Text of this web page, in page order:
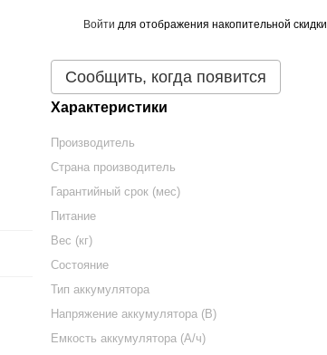
Войти для отображения накопительной скидки
Сообщить, когда появится
Характеристики
Производитель
Страна производитель
Гарантийный срок (мес)
Питание
Вес (кг)
Состояние
Тип аккумулятора
Напряжение аккумулятора (В)
Емкость аккумулятора (А/ч)